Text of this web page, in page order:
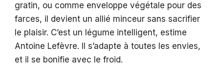
gratin, ou comme enveloppe végétale pour des
farces, il devient un allié minceur sans sacrifier
le plaisir. C’est un légume intelligent, estime
Antoine Lefèvre. Il s’adapte à toutes les envies,
et il se bonifie avec le froid.